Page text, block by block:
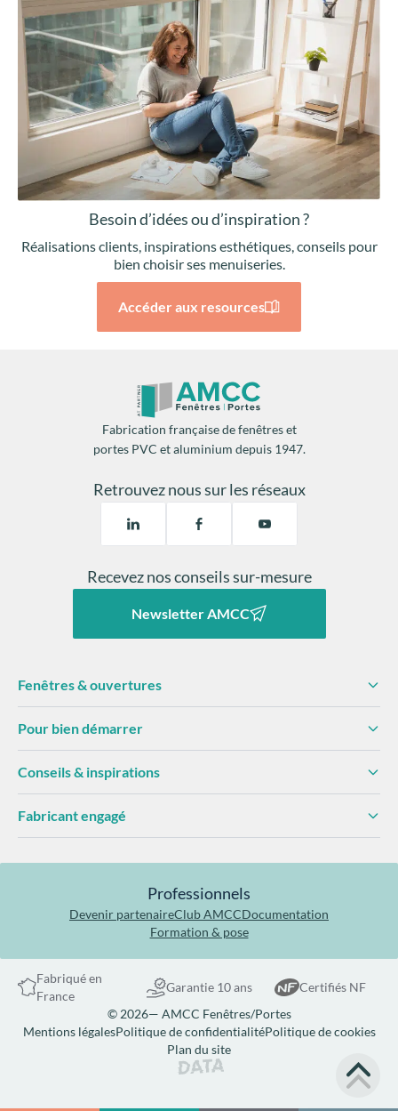
Besoin d’idées ou d’inspiration ?
Réalisations clients, inspirations esthétiques, conseils pour
bien choisir ses menuiseries.
Accéder aux resources
Fabrication française de fenêtres et
portes PVC et aluminium depuis 1947.
Retrouvez nous sur les réseaux
Recevez nos conseils sur-mesure
Newsletter AMCC
Fenêtres & ouvertures
Pour bien démarrer
Conseils & inspirations
Fabricant engagé
Professionnels
Devenir partenaireClub AMCCDocumentation
Formation & pose
Fabriqué en
France
Garantie 10 ans
Certifiés NF
© 2026— AMCC Fenêtres/Portes
Mentions légalesPolitique de confidentialitéPolitique de cookies
Plan du site
Site réalisé par Data Projekt